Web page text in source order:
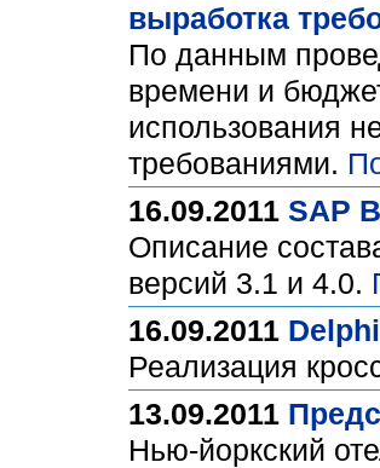
выработка
По данным
времени и
использования
требованиями.
16.09.2011 SAP
Описание
версий 3.1 и 4.0.
16.09.2011
Реализация
13.09.2011
Нью-йоркский